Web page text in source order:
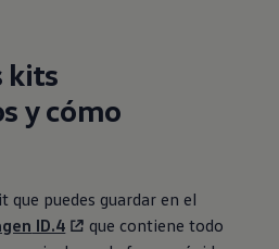
kits
y cómo
que puedes guardar en el
ID.4
que contiene todo